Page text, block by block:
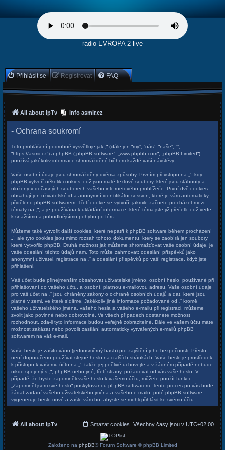
radio EVROPA 2 live
Přihlásit se Registrovat FAQ
All about IpTv info asmir.cz
- Ochrana soukromí
Toto prohlášení podrobně vysvětluje jak „“ (dále jen “my”, “nás”, “naše”, “”,
“https://asmir.cz”) a phpBB („phpBB software“, „www.phpbb.com“, „phpBB Limited“)
používá jakékoliv informace shromážděné během každé vaší návštěvy.
Vaše osobní údaje jsou shromážděny dvěma způsoby. Prvním při vstupu na „“, kdy
phpBB vytvoří několik cookies, což jsou malé textové soubory, které jsou stáhnuty a
uloženy v dočasných souborech vašeho internetového prohlížeče. První dvě cookies
obsahují jen uživatelské-id a anonymní identifikátor session, které je vám automaticky
přiděleno phpBB softwarem. Třetí cookie se vytvoří, jakmile začnete procházet mezi
tématy na „“, a je používána k ukládání informace, které téma jste již přečetli, což vede
k snažšímu a pohodlnějšímu pohybu po fóru.
Můžeme také vytvořit další cookies, které nepatří k phpBB software během procházení
„“, ale tyto cookies jsou mimo rozsah tohoto dokumentu, který se zaobírá jen soubory,
které vytvořilo phpBB. Druhá možnost jak můžeme shromažďovat vaše osobní údaje, je
vaše odeslání těchto údajů nám. Toto může zahrnovat: odeslání příspěvků jako
anonymní uživatel, registrace na „“ a odeslání příspěvků po vaší registrace, když jste
přihlášeni.
Váš účet bude přinejmenším obsahovat uživatelské jméno, osobní heslo, používané při
přihlašování do vašeho účtu, a osobní, platnou e-mailovou adresu. Vaše osobní údaje
pro váš účet na „“ jsou chráněny zákony o ochraně osobních údajů a dat, které jsou
platné v zemi, ve které sídlíme. Jakékoliv jiné informace požadované od „“ kromě
vašeho uživatelského jména, vašeho hesla a vašeho e-mailu při registraci, můžeme
zvolit jako povinné nebo dobrovolné. Ve všech případech dostanete možnost
rozhodnout, zda-li tyto informace budou veřejně zobrazitelné. Dále ve vašem účtu máte
možnost zakázat nebo povolit zasílání automaticky vytvářených e-mailů phpBB
softwarem na váš e-mail.
Vaše heslo je zašifrováno (jednosměrný hash) pro zajištění jeho bezpečnosti. Přesto
není doporučeno používat stejné heslo na dalších stránkách. Vaše heslo je prostředek
k přístupu k vašemu účtu na „“, takže jej pečlivě uchovejte a v žádném případě nebude
nikdo spojený s „“, phpBB nebo jiné, třetí strany, požadovat od vás vaše heslo. V
případě, že byste zapomněli vaše heslo k vašemu účtu, můžete použít funkci
„Zapomněl jsem své heslo“ poskytovanou phpBB softwarem. Tento proces po vás bude
žádat zadaní vašeho uživatelského jména a vašeho e-mailu, poté phpBB software
vygeneruje heslo nové a zašle vám ho, abyste se mohli přihlásit ke svému účtu.
All about IpTv Všechny časy jsou v UTC+02:00
Smazat cookies
Založeno na phpBB® Forum Software © phpBB Limited